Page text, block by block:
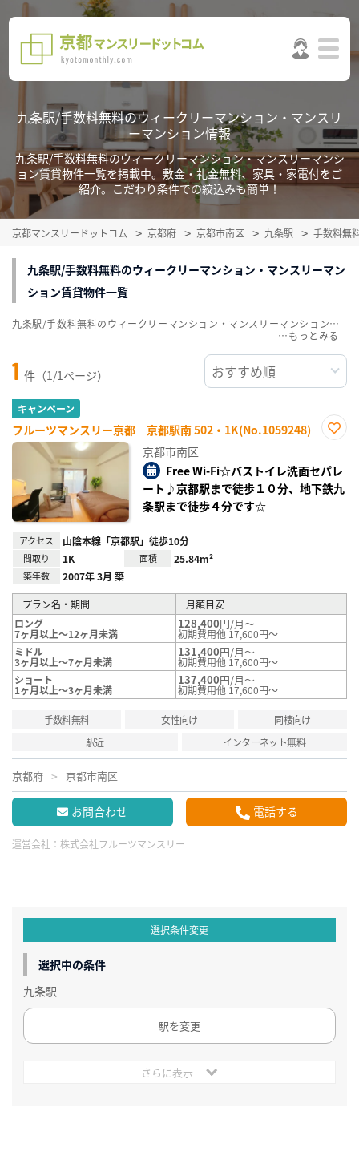
九条駅/手数料無料のウィークリーマンション・マンスリ
ーマンション情報
九条駅/手数料無料のウィークリーマンション・マンスリーマンシ
ョン賃貸物件一覧を掲載中。敷金・礼金無料、家具・家電付をご
紹介。こだわり条件での絞込みも簡単！
京都マンスリードットコム 京都府 京都市南区 九条駅 手数料無
九条駅/手数料無料のウィークリーマンション・マンスリーマン
ション賃貸物件一覧
1 件（1/1ページ）
キャンペーン
フルーツマンスリー京都 京都駅南 502・1K(No.1059248)
り登
録
京都市南区
Free Wi-Fi☆バストイレ洗面セパレ
ート♪京都駅まで徒歩１０分、地下鉄九
条駅まで徒歩４分です☆
アクセス 山陰本線「京都駅」徒歩10分
間取り 1K 面積 25.84m²
築年数 2007年 3月 築
プラン名・期間
月額目安
ロング
7ヶ月以上～12ヶ月未満
128,400円/月～
初期費用他 17,600円～
ミドル
3ヶ月以上～7ヶ月未満
131,400円/月～
初期費用他 17,600円～
ショート
1ヶ月以上～3ヶ月未満
137,400円/月～
初期費用他 17,600円～
手数料無料 女性向け
同棲向け
駅近
インターネット無料
京都府 京都市南区
お問合わせ 電話する
運営会社： 株式会社フルーツマンスリー
九条駅/手数料無料のウィークリーマンション・マンスリーマンション賃貸物件一覧を掲載中。敷金・礼金無料、家具・家電付をご紹介。こだわり条件での絞込みも簡単！
…
選択条件変更
選択中の条件
九条駅
駅を変更
さらに表示